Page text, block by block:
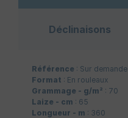
Déclinaisons
Référence : Sur demande
Format : En rouleaux
Grammage - g/m² : 70
Laize - cm : 65
Longueur - m : 360